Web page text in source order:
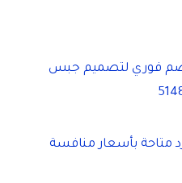
خصم فوري لتصميم جبس
متاحة بأسعار منافسة